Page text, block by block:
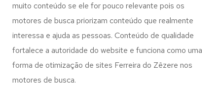
muito conteúdo se ele for pouco relevante pois os
motores de busca priorizam conteúdo que realmente
interessa e ajuda as pessoas. Conteúdo de qualidade
fortalece a autoridade do website e funciona como uma
forma de otimização de sites Ferreira do Zêzere nos
motores de busca.